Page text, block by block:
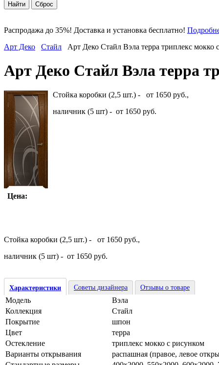
Распродажа до 35%! Доставка и установка бесплатно!
Арт Деко
Стайл Арт Деко Стайл Вэла терра триплекс мокко
Арт Деко Стайл Вэла терра
Стойка коробки (2,5 шт.) - от 1650 руб.,
наличник (5 шт) - от 1650 руб.
Цена:
Стойка коробки (2,5 шт.) - от 1650 руб.,
наличник (5 шт) - от 1650 руб.
Характеристики Советы дизайнера Отзывы о товаре
Модель
Вэла
Коллекция
Стайл
Покрытие
шпон
Цвет
терра
Остекление
триплекс мокко с рисунком
Варианты открывания
распашная (правое, левое